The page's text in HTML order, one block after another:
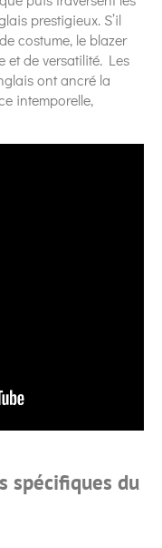
prestigieux. S’il
costume, le blazer
et de versatilité. Les
ont ancré la
intemporelle,
spécifiques du